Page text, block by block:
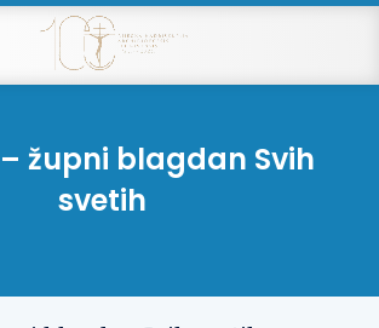
župni blagdan Svih
svetih